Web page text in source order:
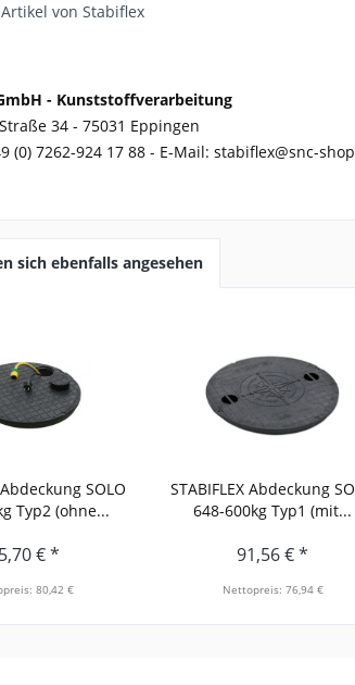
von Stabiflex
- Kunststoffverarbeitung
34 - 75031 Eppingen
(0) 7262-924 17 88 - E-Mail: stabiflex@snc-
sich ebenfalls angesehen
Abdeckung SOLO
Typ2 (ohne...
€ *
80,42 €
STABIFLEX Abdeckung
648-600kg Typ1 (mit...
91,56 € *
Nettopreis: 76,94 €